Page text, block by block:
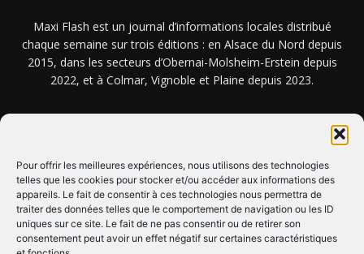
Pour offrir les meilleures expériences, nous utilisons des technologies
telles que les cookies pour stocker et/ou accéder aux informations des
appareils. Le fait de consentir à ces technologies nous permettra de
traiter des données telles que le comportement de navigation ou les ID
uniques sur ce site. Le fait de ne pas consentir ou de retirer son
consentement peut avoir un effet négatif sur certaines caractéristiques
Maxi Flash est un journal d’informations locales distribué
chaque semaine sur trois éditions : en Alsace du Nord depuis
2015, dans les secteurs d’Obernai-Molsheim-Erstein depuis
2022, et à Colmar, Vignoble et Plaine depuis 2023.
CLIQUEZ ICI !
SUIVEZ-NOUS !